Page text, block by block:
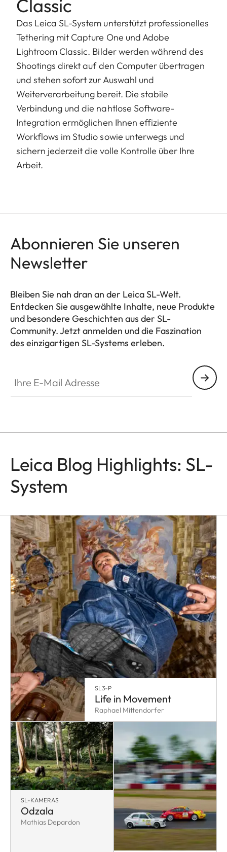
Classic
Das Leica SL-System unterstützt professionelles
Tethering mit Capture One und Adobe
Lightroom Classic. Bilder werden während des
Shootings direkt auf den Computer übertragen
und stehen sofort zur Auswahl und
Weiterverarbeitung bereit. Die stabile
Verbindung und die nahtlose Software-
Integration ermöglichen Ihnen effiziente
Workflows im Studio sowie unterwegs und
sichern jederzeit die volle Kontrolle über Ihre
Arbeit.
Abonnieren Sie unseren
Newsletter
Bleiben Sie nah dran an der Leica SL-Welt.
Entdecken Sie ausgewählte Inhalte, neue Produkte
und besondere Geschichten aus der SL-
Community. Jetzt anmelden und die Faszination
des einzigartigen SL-Systems erleben.
Leica Blog Highlights: SL-
System
SL3-P
Life in Movement
Raphael Mittendorfer
SL-KAMERAS
Odzala
Mathias Depardon